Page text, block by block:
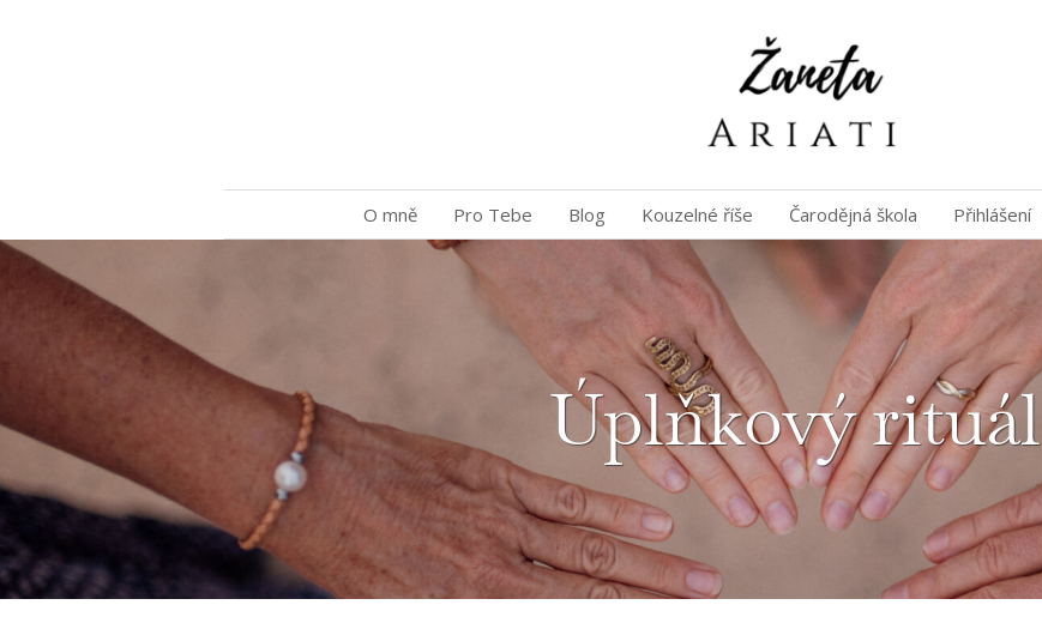
O mně Pro Tebe Blog Kouzelné říše Čarodějná škola Přihlášení
Úplňkový rituál